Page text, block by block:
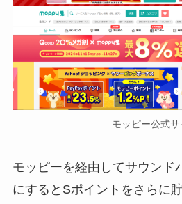
モッピー公式サ
モッピーを経由してサウンド
にするとSポイントをさらに